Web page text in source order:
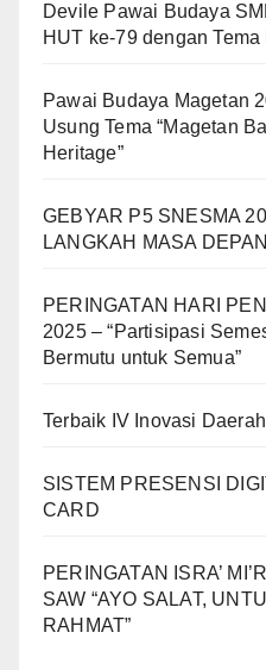
Devile Pawai Budaya
HUT ke-79 dengan
Pawai Budaya Magetan
Usung Tema “Magetan
Heritage”
GEBYAR P5 SNESMA
LANGKAH MASA
PERINGATAN HARI
2025 – “Partisipasi
Bermutu untuk Semua”
Terbaik IV Inovasi
SISTEM PRESENSI
CARD
PERINGATAN ISRA’
SAW “AYO SALAT,
RAHMAT”